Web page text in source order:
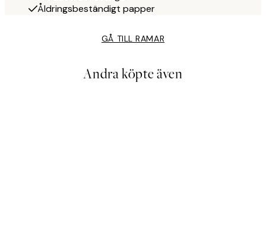
Åldringsbeständigt papper
GÅ TILL RAMAR
Andra köpte även